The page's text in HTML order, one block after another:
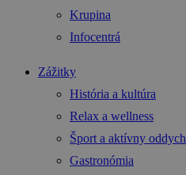
Krupina
Infocentrá
Zážitky
História a kultúra
Relax a wellness
Šport a aktívny oddych
Gastronómia